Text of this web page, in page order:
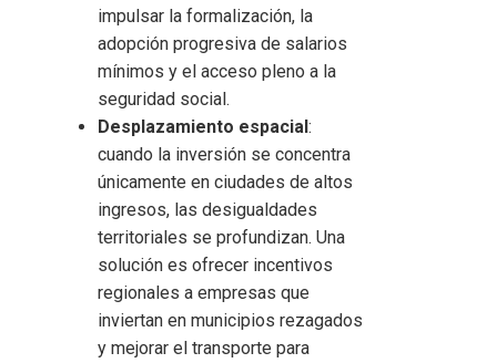
impulsar la formalización, la
adopción progresiva de salarios
mínimos y el acceso pleno a la
seguridad social.
Desplazamiento espacial:
cuando la inversión se concentra
únicamente en ciudades de altos
ingresos, las desigualdades
territoriales se profundizan. Una
solución es ofrecer incentivos
regionales a empresas que
inviertan en municipios rezagados
y mejorar el transporte para